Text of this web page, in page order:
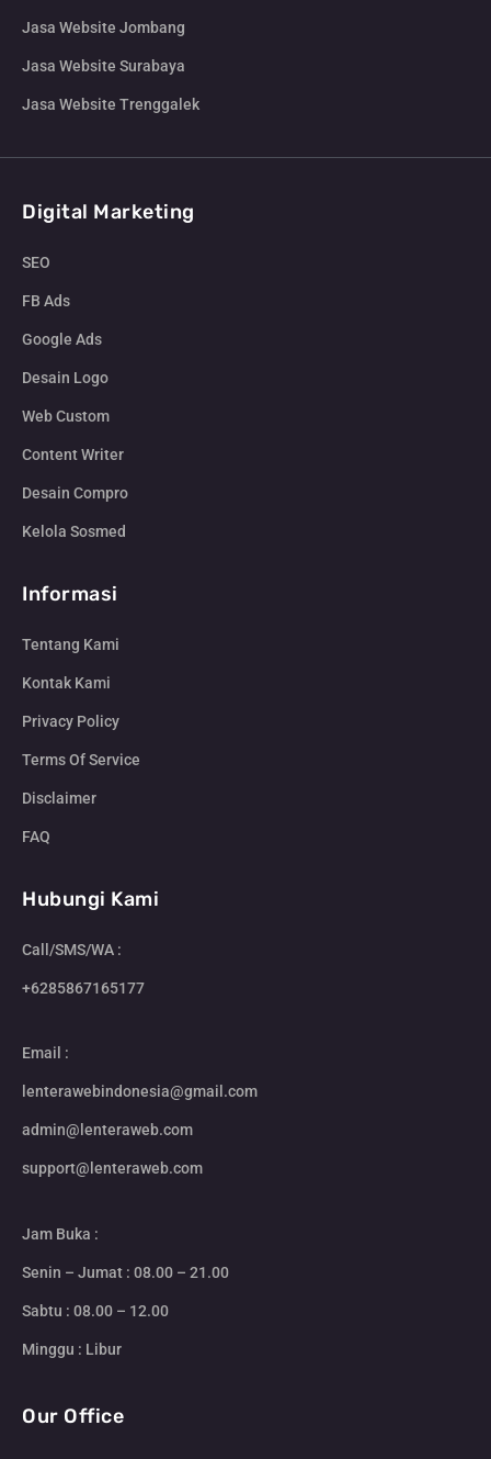
Jasa Website Jombang
Jasa Website Surabaya
Jasa Website Trenggalek
Digital Marketing
SEO
FB Ads
Google Ads
Desain Logo
Web Custom
Content Writer
Desain Compro
Kelola Sosmed
Informasi
Tentang Kami
Kontak Kami
Privacy Policy
Terms Of Service
Disclaimer
FAQ
Hubungi Kami
Call/SMS/WA :
+6285867165177
Email :
lenterawebindonesia@gmail.com
admin@lenteraweb.com
support@lenteraweb.com
Jam Buka :
Senin – Jumat : 08.00 – 21.00
Sabtu : 08.00 – 12.00
Minggu : Libur
Our Office